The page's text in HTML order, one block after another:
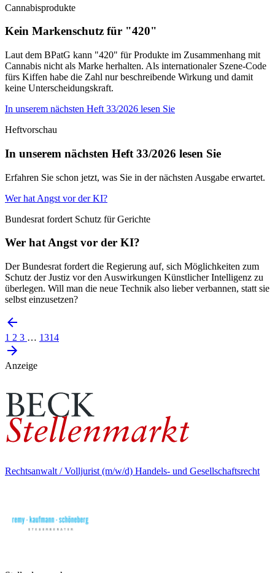
Cannabisprodukte
Kein Markenschutz für "420"
Laut dem BPatG kann "420" für Produkte im Zusammenhang mit
Cannabis nicht als Marke herhalten. Als internationaler Szene-Code
fürs Kiffen habe die Zahl nur beschreibende Wirkung und damit
keine Unterscheidungskraft.
In unserem nächsten Heft 33/2026 lesen Sie
Heftvorschau
In unserem nächsten Heft 33/2026 lesen Sie
Erfahren Sie schon jetzt, was Sie in der nächsten Ausgabe erwartet.
Wer hat Angst vor der KI?
Bundesrat fordert Schutz für Gerichte
Wer hat Angst vor der KI?
Der Bundesrat fordert die Regierung auf, sich Möglichkeiten zum
Schutz der Justiz vor den Auswirkungen Künstlicher Intelligenz zu
überlegen. Will man die neue Technik also lieber verbannen, statt sie
selbst einzusetzen?
1 2 3 … 1314
Anzeige
Rechtsanwalt / Volljurist (m/w/d) Handels- und Gesellschaftsrecht